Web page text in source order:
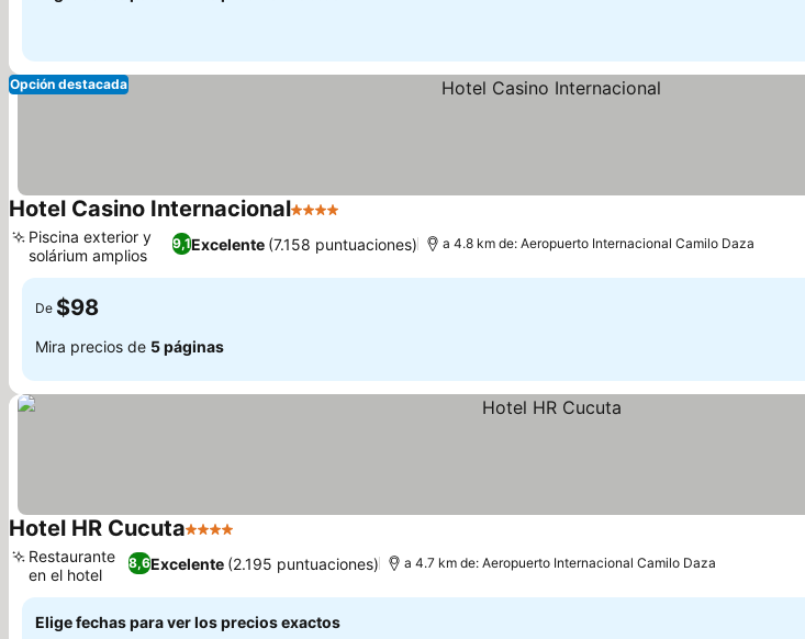
Opción destacada
Hotel Casino Internacional4 Estrellas
9,1Excelente (7.158 puntuaciones)
Piscina exterior y
solárium amplios
a 4.8 km de: Aeropuerto Internacional Camilo Daza
De $98
Mira precios de 5 páginas
Hotel HR Cucuta4 Estrellas
8,6Excelente (2.195 puntuaciones)
Restaurante
en el hotel
a 4.7 km de: Aeropuerto Internacional Camilo Daza
Elige fechas para ver los precios exactos